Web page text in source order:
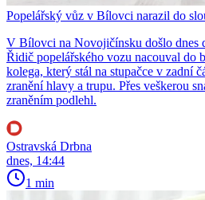
Popelářský vůz v Bílovci narazil do
V Bílovci na Novojičínsku došlo dnes
Řidič popelářského vozu nacouval do
kolega, který stál na stupačce v zadní
zranění hlavy a trupu. Přes veškerou
zraněním podlehl.
Ostravská Drbna
dnes, 14:44
1 min